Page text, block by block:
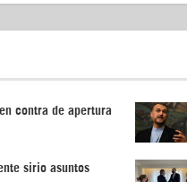
contra de apertura
sirio asuntos